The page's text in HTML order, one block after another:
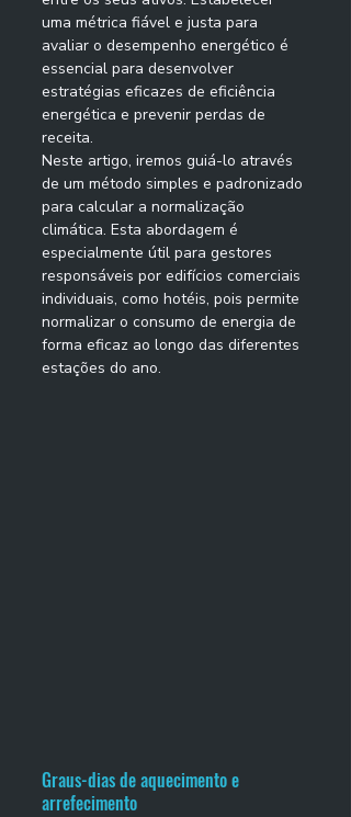
uma métrica fiável e justa para
avaliar o desempenho energético é
essencial para desenvolver
estratégias eficazes de eficiência
energética e prevenir perdas de
receita.
Neste artigo, iremos guiá-lo através
de um método simples e padronizado
para calcular a normalização
climática. Esta abordagem é
especialmente útil para gestores
responsáveis por edifícios comerciais
individuais, como hotéis, pois permite
normalizar o consumo de energia de
forma eficaz ao longo das diferentes
estações do ano.
Graus-dias de aquecimento e
arrefecimento